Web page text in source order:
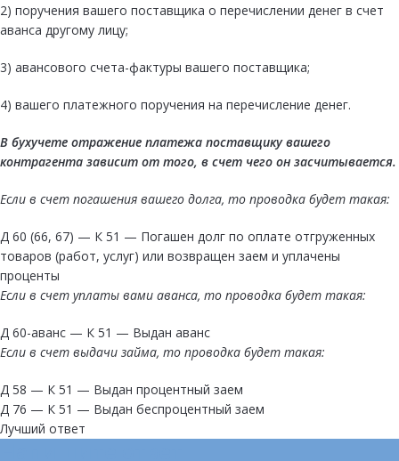
2) поручения вашего поставщика о перечислении денег в счет
аванса другому лицу;
3) авансового счета-фактуры вашего поставщика;
4) вашего платежного поручения на перечисление денег.
В бухучете отражение платежа поставщику вашего
контрагента зависит от того, в счет чего он засчитывается.
Если в счет погашения вашего долга, то проводка будет такая:
Д 60 (66, 67) — К 51 — Погашен долг по оплате отгруженных
товаров (работ, услуг) или возвращен заем и уплачены
проценты
Если в счет уплаты вами аванса, то проводка будет такая:
Д 60-аванс — К 51 — Выдан аванс
Если в счет выдачи займа, то проводка будет такая:
Д 58 — К 51 — Выдан процентный заем
Д 76 — К 51 — Выдан беспроцентный заем
Лучший ответ